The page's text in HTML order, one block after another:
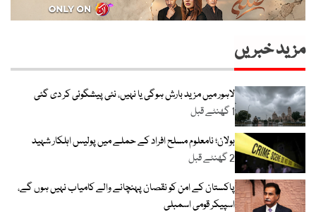
مزید خبریں
لاہور میں مزید بارش ہوگی یا نہیں، نئی پیشگوئی کر دی گئی
1 گھنٹے قبل
بولان؛ نامعلوم مسلح افراد کے حملے میں پولیس اہلکار شہید
2 گھنٹے قبل
پاکستان کے امن کو نقصان پہنچانے والے کامیاب نہیں ہوں گے،
اسپیکر قومی اسمبلی